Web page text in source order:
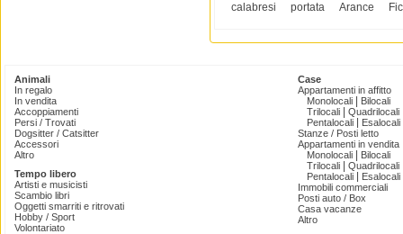
calabresi
portata Arance
Animali
In regalo
In vendita
Accoppiamenti
Persi / Trovati
Dogsitter / Catsitter
Accessori
Altro
Tempo libero
Artisti e musicisti
Scambio libri
Oggetti smarriti e ritrovati
Hobby / Sport
Volontariato
Case
Appartamenti in affitto
Monolocali
Bilocali
Trilocali
Quadrilocali
Pentalocali
Esalocali
Stanze / Posti letto
Appartamenti in vendita
Monolocali
Bilocali
Trilocali
Quadrilocali
Pentalocali
Esalocali
Immobili commerciali
Posti auto / Box
Casa vacanze
Altro